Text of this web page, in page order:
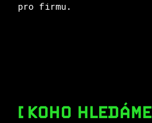
pro firmu.
KOHO HLEDÁME